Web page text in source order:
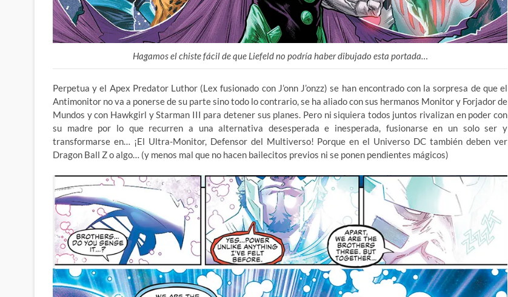
Hagamos el chiste fácil de que Liefeld no podría haber dibujado esta portada…
Perpetua y el Apex Predator Luthor (Lex fusionado con J’onn J’onzz) se han encontrado con la sorpresa de que el
Antimonitor no va a ponerse de su parte sino todo lo contrario, se ha aliado con sus hermanos Monitor y Forjador de
Mundos y con Hawkgirl y Starman III para detener sus planes. Pero ni siquiera todos juntos rivalizan en poder con
su madre por lo que recurren a una alternativa desesperada e inesperada, fusionarse en un solo ser y
transformarse en… ¡El Ultra-Monitor, Defensor del Multiverso! Porque en el Universo DC también deben ver
Dragon Ball Z o algo… (y menos mal que no hacen bailecitos previos ni se ponen pendientes mágicos)